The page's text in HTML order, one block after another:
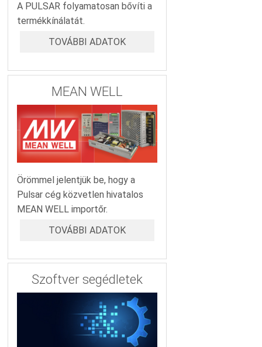
A PULSAR folyamatosan bővíti a
termékkínálatát.
TOVÁBBI ADATOK
MEAN WELL
Örömmel jelentjük be, hogy a
Pulsar cég közvetlen hivatalos
MEAN WELL importőr.
TOVÁBBI ADATOK
Szoftver segédletek